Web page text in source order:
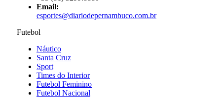
Email:
esportes@diariodepernambuco.com.br
Futebol
Náutico
Santa Cruz
Sport
Times do Interior
Futebol Feminino
Futebol Nacional